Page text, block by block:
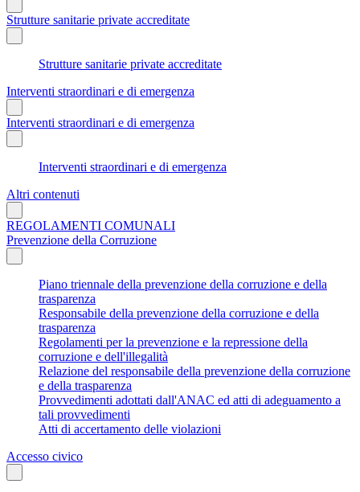
Strutture sanitarie private accreditate
Strutture sanitarie private accreditate
Interventi straordinari e di emergenza
Interventi straordinari e di emergenza
Interventi straordinari e di emergenza
Altri contenuti
REGOLAMENTI COMUNALI
Prevenzione della Corruzione
Piano triennale della prevenzione della corruzione e della
trasparenza
Responsabile della prevenzione della corruzione e della
trasparenza
Regolamenti per la prevenzione e la repressione della
corruzione e dell'illegalità
Relazione del responsabile della prevenzione della corruzione
e della trasparenza
Provvedimenti adottati dall'ANAC ed atti di adeguamento a
tali provvedimenti
Atti di accertamento delle violazioni
Accesso civico